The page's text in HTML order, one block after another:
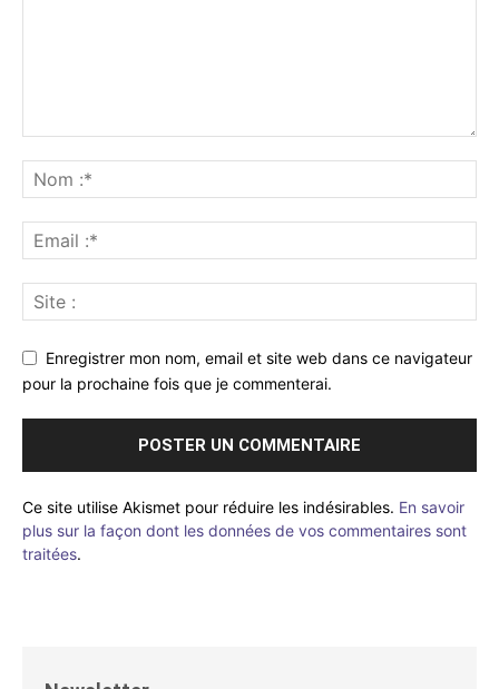
Enregistrer mon nom, email et site web dans ce navigateur
pour la prochaine fois que je commenterai.
Ce site utilise Akismet pour réduire les indésirables. En savoir
plus sur la façon dont les données de vos commentaires sont
traitées.